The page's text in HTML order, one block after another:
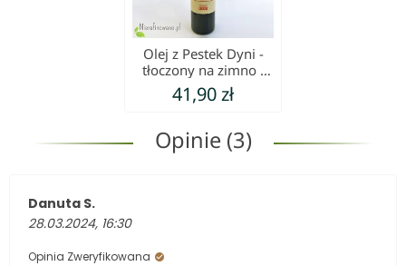
Olej z Pestek Dyni -
tłoczony na zimno -
Olejarnia Świecie
41,90 zł
Opinie (3)
Danuta S.
28.03.2024, 16:30
Opinia Zweryfikowana